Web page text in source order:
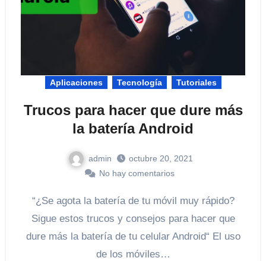
Aplicaciones Tecnología Tutoriales
Trucos para hacer que dure más
la batería Android
admin
octubre 20, 2021
No hay comentarios
“¿Se agota la batería de tu móvil muy rápido?
Sigue estos trucos y consejos para hacer que
dure más la batería de tu celular Android“ El uso
de los móviles…